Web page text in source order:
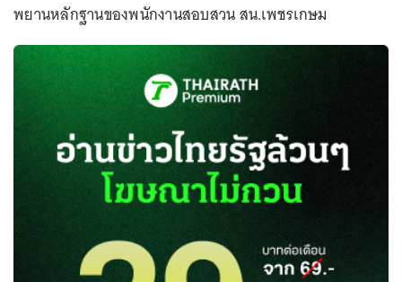
พยานหลักฐานของพนักงานสอบสวน สน.เพชรเกษม